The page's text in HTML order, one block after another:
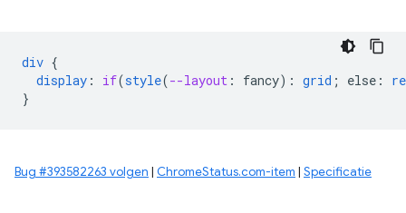
div {
display : if(style(--layout : fancy) : grid ; else :
}
Bug #393582263 volgen | ChromeStatus.com-item | Specificatie